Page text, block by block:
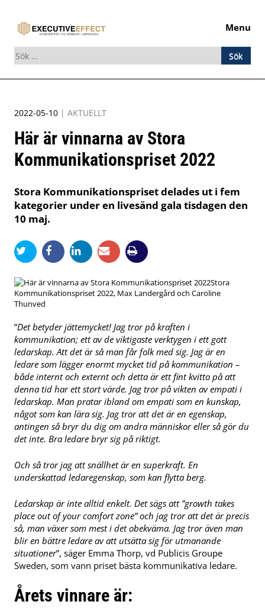
Menu
Sök
efter:
to
2022-05-10 | AKTUELLT
Här är vinnarna av Stora
Kommunikationspriset 2022
Stora Kommunikationspriset delades ut i fem
kategorier under en livesänd gala tisdagen den
10 maj.
Stora
Kommunikationspriset 2022, Max Landergård och Caroline
Thunved
”Det betyder jättemycket! Jag tror på kraften i
kommunikation; ett av de viktigaste verktygen i ett gott
ledarskap. Att det är så man får folk med sig. Jag är en
ledare som lägger enormt mycket tid på kommunikation –
både internt och externt och detta är ett fint kvitto på att
denna tid har ett stort värde. Jag tror på vikten av empati i
ledarskap. Man pratar ibland om empati som en kunskap,
något som kan lära sig. Jag tror att det är en egenskap,
antingen så bryr du dig om andra människor eller så gör du
det inte. Bra ledare bryr sig på riktigt.
Och så tror jag att snällhet är en superkraft. En
underskattad ledaregenskap, som kan flytta berg.
Ledarskap är inte alltid enkelt. Det sägs att ”growth takes
place out of your comfort zone” och jag tror att det är precis
så, man växer som mest i det obekväma. Jag tror även man
blir en bättre ledare av att utsätta sig för utmanande
situationer”, säger Emma Thorp, vd Publicis Groupe
Sweden, som vann priset bästa kommunikativa ledare.
Årets vinnare är: